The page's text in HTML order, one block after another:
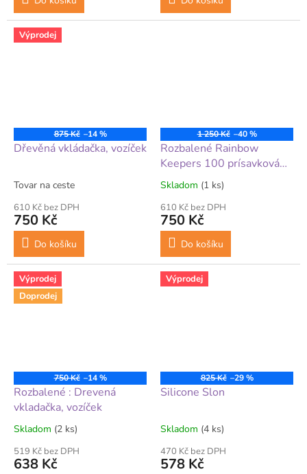
Výprodej
875 Kč –14 %
Dřevěná vkládačka, vozíček
Tovar na ceste
610 Kč bez DPH
750 Kč
Do košíku
1 250 Kč –40 %
Rozbalené Rainbow
Keepers 100 prísavková
stavebnica
Skladom (1 ks)
610 Kč bez DPH
750 Kč
Do košíku
Výprodej
Doprodej
750 Kč –14 %
Rozbalené : Drevená
vkladačka, vozíček
Skladom (2 ks)
519 Kč bez DPH
638 Kč
Výprodej
825 Kč –29 %
Silicone Slon
Skladom (4 ks)
470 Kč bez DPH
578 Kč